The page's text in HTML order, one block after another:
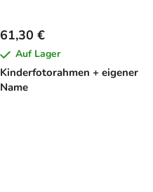
Kinderfotorahmen + eigener
Name
61,30 €
Auf Lager